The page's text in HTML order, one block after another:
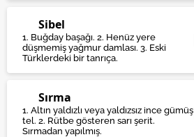
Sibel
1. Buğday başağı. 2. Henüz yere
düşmemiş yağmur damlası. 3. Eski
Türklerdeki bir tanrıça.
Sırma
1. Altın yaldızlı veya yaldızsız ince gümüş
tel. 2. Rütbe gösteren sarı şerit.
Sırmadan yapılmış.